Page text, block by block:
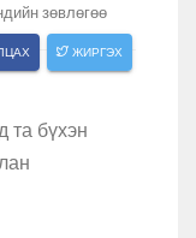
зөвлөгөө
ЖИРГЭХ
та бүхэн